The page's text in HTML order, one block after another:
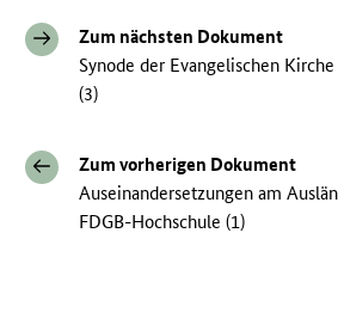
Zum nächsten Dokument
Synode der Evangelischen
(3)
Zum vorherigen Dokument
Auseinandersetzungen am
FDGB-Hochschule (1)